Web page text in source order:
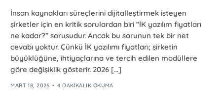
İnsan kaynakları süreçlerini dijitalleştirmek isteyen
şirketler için en kritik sorulardan biri “İK yazılım fiyatları
ne kadar?” sorusudur. Ancak bu sorunun tek bir net
cevabı yoktur. Çünkü İK yazılımı fiyatları; şirketin
büyüklüğüne, ihtiyaçlarına ve tercih edilen modüllere
göre değişiklik gösterir. 2026 […]
MART 18, 2026 4 DAKIKALIK OKUMA